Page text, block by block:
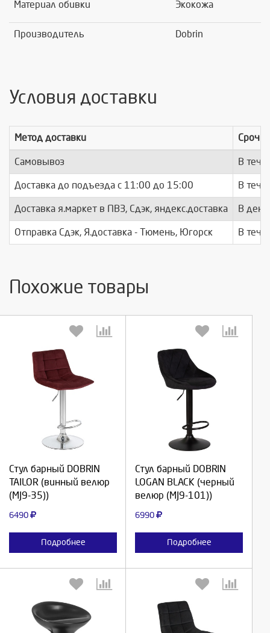
Материал обивки Экокожа
Производитель Dobrin
Условия доставки
Метод доставки
Самовывоз В
Доставка до подъезда c 11:00 до 15:00 В
Доставка я.маркет в ПВЗ, Сдэк, яндекс.доставка В день
Отправка Сдэк, Я.доставка - Тюмень, Югорск В
Похожие товары
Стул барный DOBRIN
TAILOR (винный велюр
(MJ9-35))
6490
Подробнее
Продолжить
Стул барный DOBRIN
LOGAN BLACK (черный
велюр (MJ9-101))
6990
Подробнее
Продолжить
Отмена